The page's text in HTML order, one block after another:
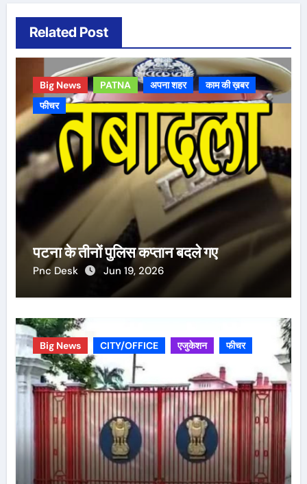
Related Post
Big News PATNA अपना शहर
काम की ख़बर
फीचर
पटना के तीनों पुलिस कप्तान बदले गए
Pnc Desk Jun 19, 2026
Big News CITY/OFFICE एजुकेशन फीचर